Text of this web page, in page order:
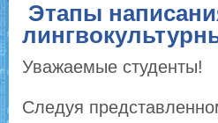
Этапы
Уважаемые студенты!
Следуя